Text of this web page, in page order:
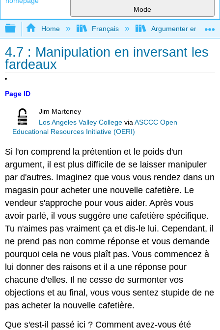
Mode
Expand/collapse global hierarchy
Home Français Argumenter en
4.7 : Manipulation en inversant les
fardeaux
Page ID
Jim Marteney
Los Angeles Valley College viaASCCC Open
Educational Resources Initiative (OERI)
Si l'on comprend la prétention et le poids d'un
argument, il est plus difficile de se laisser manipuler
par d'autres. Imaginez que vous vous rendez dans un
magasin pour acheter une nouvelle cafetière. Le
vendeur s'approche pour vous aider. Après vous
avoir parlé, il vous suggère une cafetière spécifique.
Tu n'aimes pas vraiment ça et dis-le lui. Cependant, il
ne prend pas non comme réponse et vous demande
pourquoi cela ne vous plaît pas. Vous commencez à
lui donner des raisons et il a une réponse pour
chacune d'elles. Il ne cesse de surmonter vos
objections et au final, vous vous sentez stupide de ne
pas acheter la nouvelle cafetière.
Que s'est-il passé ici ? Comment avez-vous été